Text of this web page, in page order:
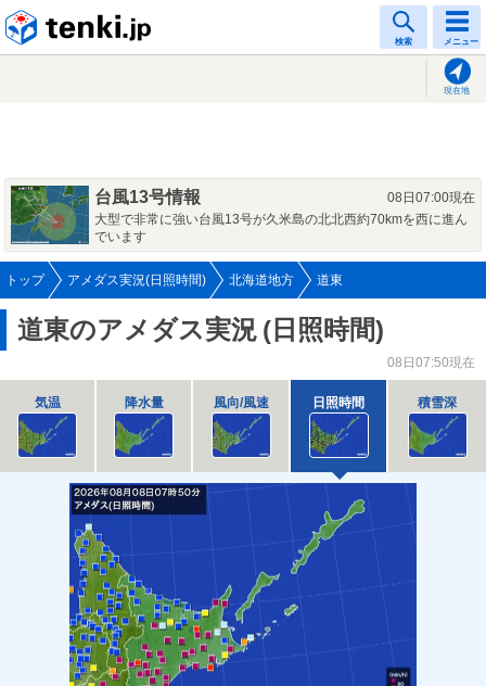
検索 メニュー
現在地
台風13号情報
08日07:00現在
大型で非常に強い台風13号が久米島の北北西約70kmを西に進ん
でいます
トップ アメダス実況(日照時間) 北海道地方 道東
道東のアメダス実況 (日照時間)
08日07:50現在
気温 降水量 風向/風速 日照時間 積雪深